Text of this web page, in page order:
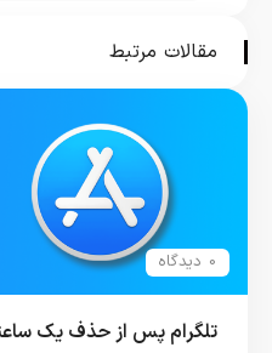
مقالات مرتبط
0 دیدگاه
تلگرام پس از حذف یک